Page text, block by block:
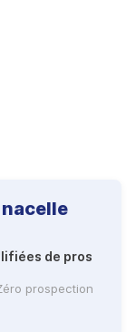
de pros
prospection